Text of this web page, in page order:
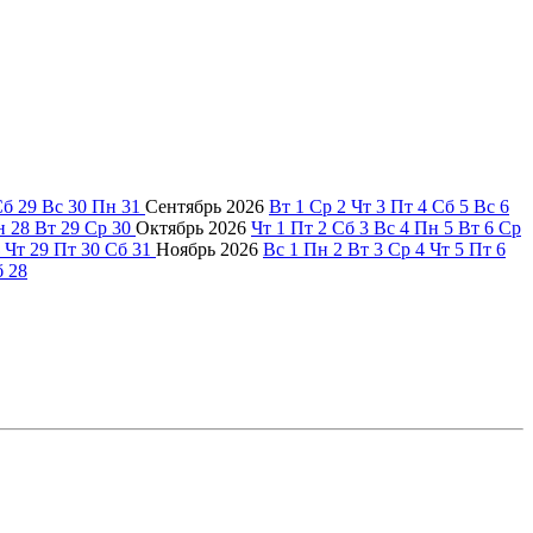
29 Вс 30 Пн 31 Сентябрь 2026 Вт 1 Ср 2 Чт 3 Пт 4 Сб 5 Вс 6
28 Вт 29 Ср 30 Октябрь 2026 Чт 1 Пт 2 Сб 3 Вс 4 Пн 5 Вт 6 Ср
Чт 29 Пт 30 Сб 31 Ноябрь 2026 Вс 1 Пн 2 Вт 3 Ср 4 Чт 5 Пт 6
28